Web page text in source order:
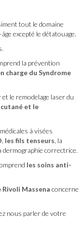
tout le domaine
excepté le détatouage.
la prévention
charge du Syndrome
et le remodelage laser du
et le
à visées
, les fils tenseurs, la
dermographie correctrice.
les soins anti-
Rivoli Massena concerne
nous parler de votre